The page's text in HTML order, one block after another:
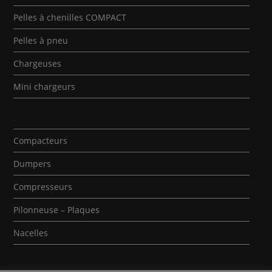
Pelles à chenilles COMPACT
Pelles à pneu
Chargeuses
Mini chargeurs
Compacteurs
Dumpers
Compresseurs
Pilonneuse – Plaques
Nacelles